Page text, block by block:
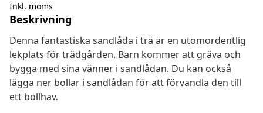
Inkl. moms
Beskrivning
Denna fantastiska sandlåda i trä är en utomordentlig
lekplats för trädgården. Barn kommer att gräva och
bygga med sina vänner i sandlådan. Du kan också
lägga ner bollar i sandlådan för att förvandla den till
ett bollhav.